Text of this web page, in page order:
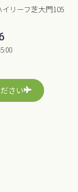
リーフ芝大門105
さい